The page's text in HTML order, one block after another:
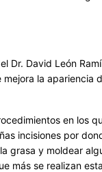
Dr. David León
la apariencia
en los
incisiones por
grasa y moldear
más se realizan